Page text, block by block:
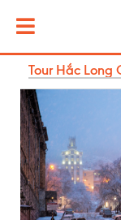
Tour Hắc Long